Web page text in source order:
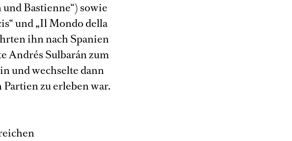
Bastienne“) sowie
und „Il Mondo della
ihn nach Spanien
Andrés Sulbarán zum
und wechselte dann
zu erleben war.